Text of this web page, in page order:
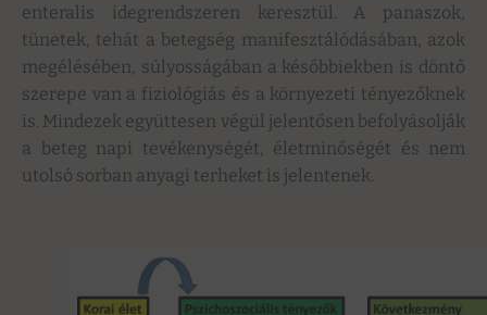
enteralis idegrendszeren keresztül. A panaszok,
tünetek, tehát a betegség manifesztálódásában, azok
megélésében, súlyosságában a későbbiekben is döntő
szerepe van a fiziológiás és a környezeti tényezőknek
is. Mindezek együttesen végül jelentősen befolyásolják
a beteg napi tevékenységét, életminőségét és nem
utolsó sorban anyagi terheket is jelentenek.